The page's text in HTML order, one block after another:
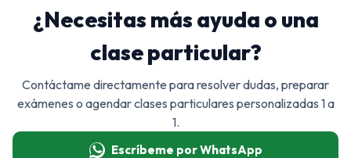
¿Necesitas más ayuda o una
clase particular?
Contáctame directamente para resolver dudas, preparar
exámenes o agendar clases particulares personalizadas 1 a
1.
Escríbeme por WhatsApp